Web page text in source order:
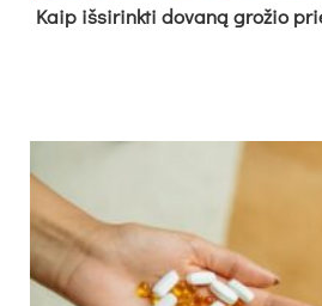
Kaip išsirinkti dovaną grožio